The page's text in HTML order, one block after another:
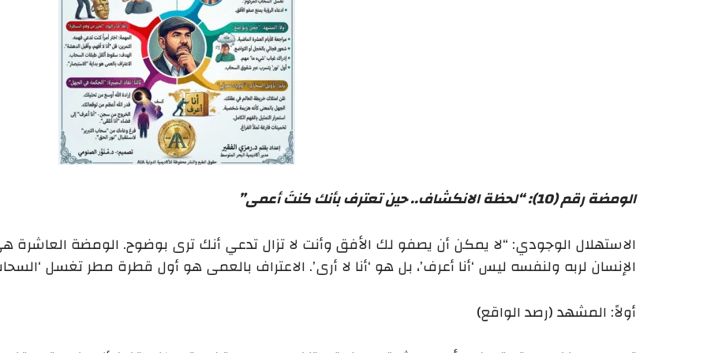
الومضة رقم (10): “لحظة الانكشاف.. حين تعترف بأنك كنتَ أعمى”
الاستهلال الوجودي: “لا يمكن أن يصفو لك الأفق وأنت لا تزال تدعي أنك ترى بوضوح. الومضة العاشرة
الإنسان لربه ولنفسه ليس ‘أنا أعرف’، بل هو ‘أنا لا أرى’. الاعتراف بالعمى هو أول قطرة مطر تغسل
أولاً: المشهد (رصد الواقع)